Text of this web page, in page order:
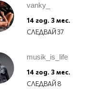
vanky_
14 год. 3 мес.
СЛЕДВАЙ37
musik_is_life
14 год. 3 мес.
СЛЕДВАЙ 8